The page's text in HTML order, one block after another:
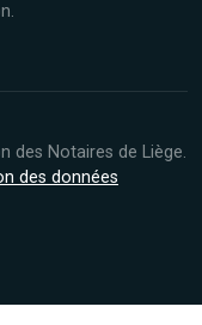
des Notaires de Liège.
des données